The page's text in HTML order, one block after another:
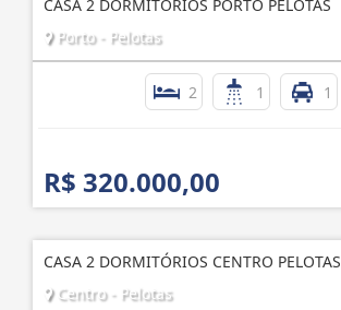
CASA 2 DORMITÓRIOS PORTO PELOTAS
Porto - Pelotas
2 1 1
R$ 320.000,00
CASA 2 DORMITÓRIOS CENTRO PELOTAS
Centro - Pelotas